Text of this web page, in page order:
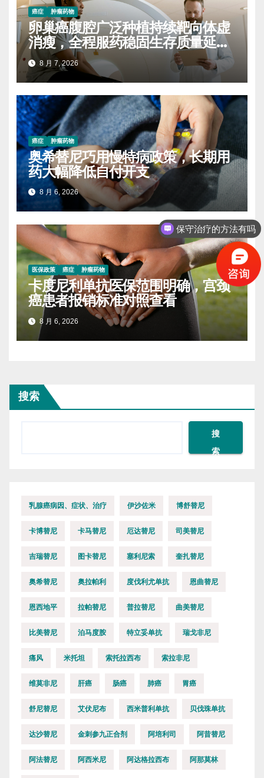
癌症 肿瘤药物
卵巢癌腹腔广泛种植持续靶向体虚
消瘦，全程服药稳固生存质量延缓
进展
8 月 7, 2026
癌症 肿瘤药物
奥希替尼巧用慢特病政策，长期用
药大幅降低自付开支
8 月 6, 2026
医保政策 癌症 肿瘤药物
卡度尼利单抗医保范围明确，宫颈
癌患者报销标准对照查看
8 月 6, 2026
搜索
搜
索
乳腺癌病因、症状、治疗 伊沙佐米 博舒替尼
卡博替尼 卡马替尼 厄达替尼 司美替尼
吉瑞替尼 图卡替尼 塞利尼索 奎扎替尼
奥希替尼 奥拉帕利 度伐利尤单抗 恩曲替尼
恩西地平 拉帕替尼 普拉替尼 曲美替尼
比美替尼 泊马度胺 特立妥单抗 瑞戈非尼
痛风 米托坦 索托拉西布 索拉非尼
维莫非尼 肝癌 肠癌 肺癌 胃癌
舒尼替尼 艾伏尼布 西米普利单抗 贝伐珠单抗
达沙替尼 金刺参九正合剂 阿培利司 阿昔替尼
阿法替尼 阿西米尼 阿达格拉西布 阿那莫林
保守治疗的方法有吗